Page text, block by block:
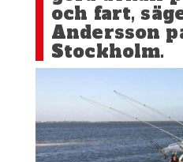
och fart,
Andersson
Stockholm.